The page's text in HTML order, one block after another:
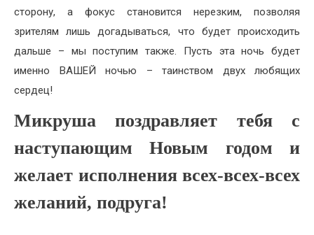
сторону, а фокус становится нерезким, позволяя
зрителям лишь догадываться, что будет происходить
дальше – мы поступим также. Пусть эта ночь будет
именно ВАШЕЙ ночью – таинством двух любящих
сердец!
Микруша поздравляет тебя с
наступающим Новым годом и
желает исполнения всех-всех-всех
желаний, подруга!